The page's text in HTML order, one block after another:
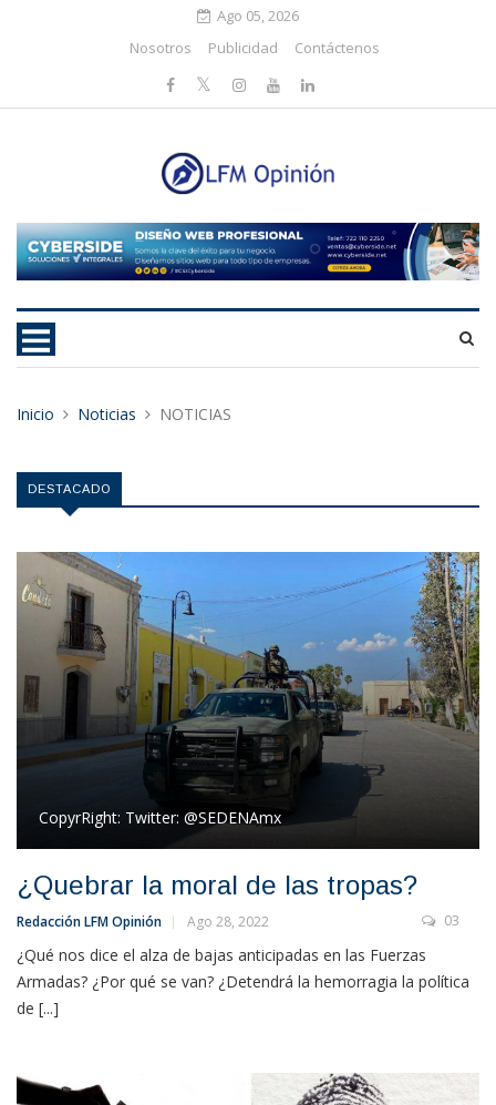
Ago 05, 2026
Nosotros
Publicidad Contáctenos
Inicio Noticias NOTICIAS
DESTACADO
CopyrRight: Twitter: @SEDENAmx
¿Quebrar la moral de las tropas?
Redacción LFM Opinión Ago 28, 2022 03
¿Qué nos dice el alza de bajas anticipadas en las Fuerzas
Armadas? ¿Por qué se van? ¿Detendrá la hemorragia la política
de [...]